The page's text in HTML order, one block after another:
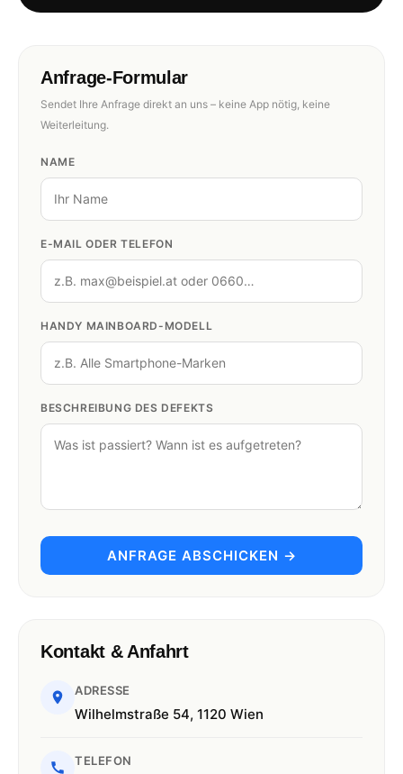
Anfrage-Formular
Sendet Ihre Anfrage direkt an uns – keine App nötig, keine
Weiterleitung.
NAME
E-MAIL ODER TELEFON
HANDY MAINBOARD-MODELL
BESCHREIBUNG DES DEFEKTS
ANFRAGE ABSCHICKEN →
Kontakt & Anfahrt
ADRESSE
Wilhelmstraße 54, 1120 Wien
TELEFON